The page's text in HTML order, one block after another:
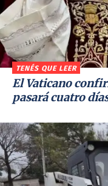
TENÉS QUE LEER
El Vaticano
pasará cuatro